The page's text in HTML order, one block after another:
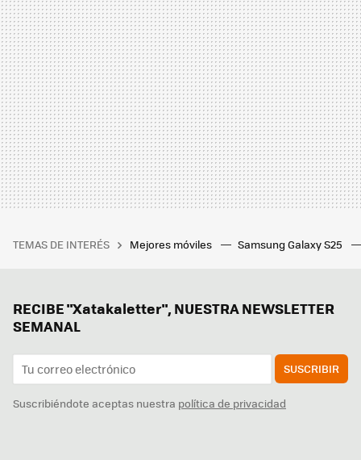
TEMAS DE INTERÉS Mejores móviles Samsung Galaxy S25
RECIBE "Xatakaletter", NUESTRA NEWSLETTER
SEMANAL
SUSCRIBIR
Suscribiéndote aceptas nuestra política de privacidad